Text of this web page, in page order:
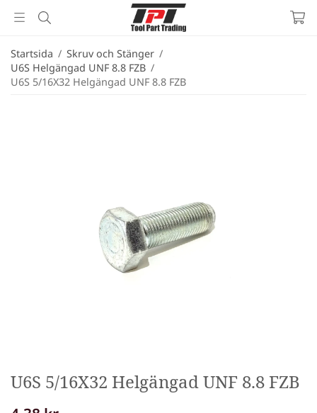
Startsida / Skruv och Stänger /
U6S Helgängad UNF 8.8 FZB /
U6S 5/16X32 Helgängad UNF 8.8 FZB
U6S 5/16X32 Helgängad UNF 8.8 FZB